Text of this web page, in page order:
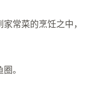
常菜的烹饪之中，
。